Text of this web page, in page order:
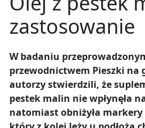
zastosowanie
W badaniu
przewodnictwem Pieszki na
autorzy stwierdzili, że
pestek malin nie wpłynęła
natomiast obniżyła